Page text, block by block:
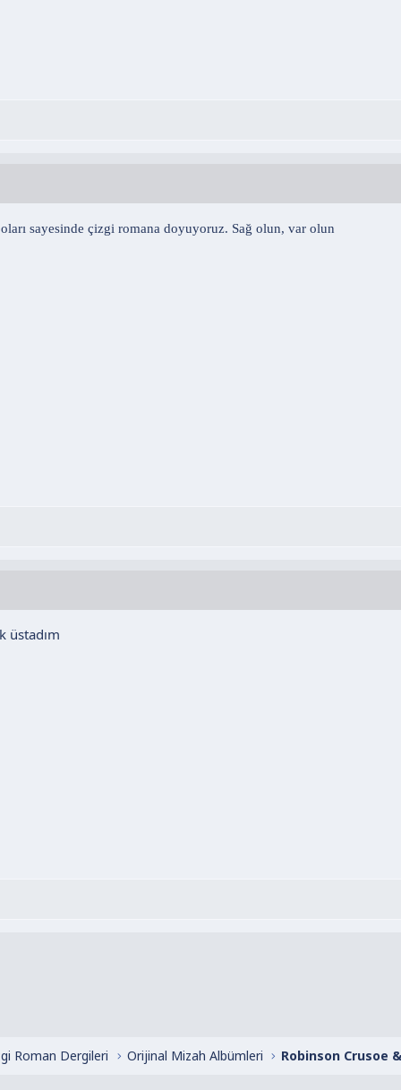
sayesinde çizgi romana doyuyoruz. Sağ olun, var olun
üstadım
Roman Dergileri Orijinal Mizah Albümleri Robinson Crusoe